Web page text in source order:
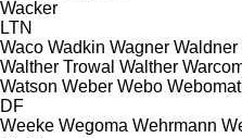
Wacker
LTN
Waco Wadkin Wagner Waldner
Walther Trowal Walther
Watson Weber Webo
DF
Weeke Wegoma Wehrmann